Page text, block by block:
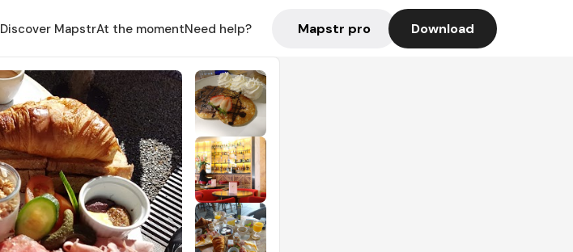
Discover MapstrAt the momentNeed help? Mapstr pro Download